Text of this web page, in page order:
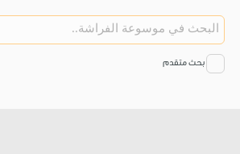
بحث متقدم